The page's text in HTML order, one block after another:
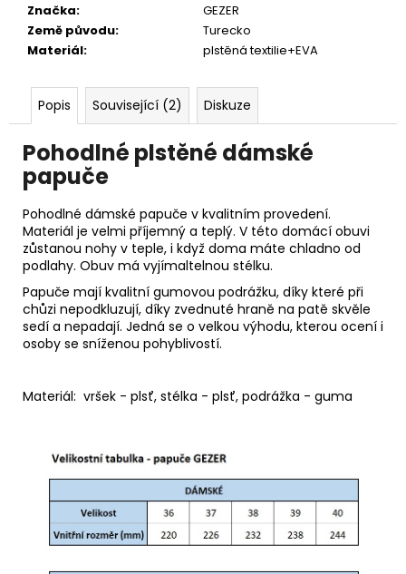
Značka:
GEZER
Země původu:
Turecko
Materiál: plstěná textilie+EVA
Popis Související (2) Diskuze
Pohodlné plstěné dámské
papuče
Pohodlné dámské papuče v kvalitním provedení.
Materiál je velmi příjemný a teplý. V této domácí obuvi
zůstanou nohy v teple, i když doma máte chladno od
podlahy. Obuv má vyjímaltelnou stélku.
Papuče mají kvalitní gumovou podrážku, díky které při
chůzi nepodkluzují, díky zvednuté hraně na patě skvěle
sedí a nepadají. Jedná se o velkou výhodu, kterou ocení i
osoby se sníženou pohyblivostí.
Materiál: vršek - plsť, stélka - plsť, podrážka - guma